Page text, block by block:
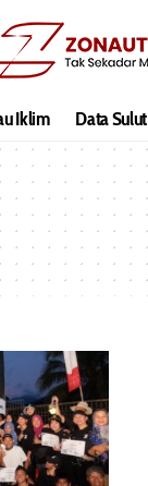
Iklim Data Sulut